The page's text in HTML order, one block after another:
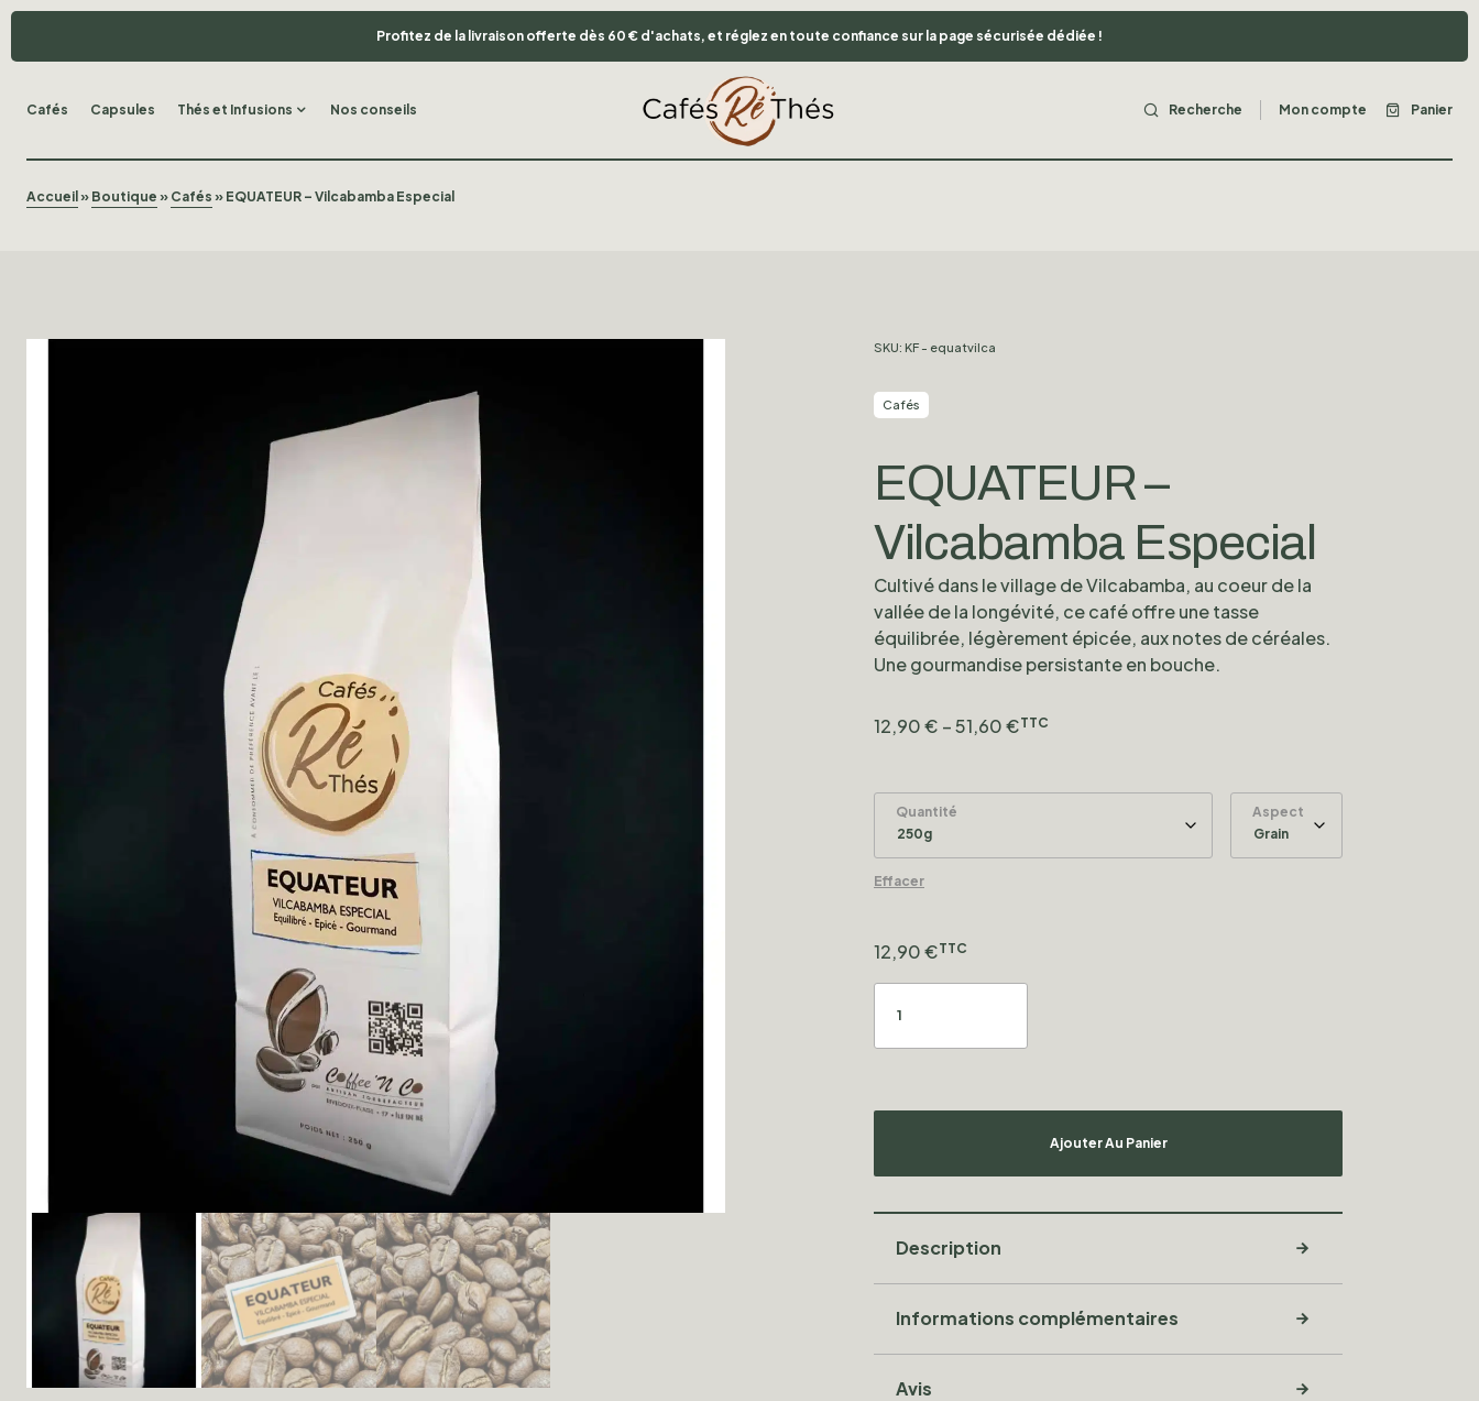
Profitez de la livraison offerte dès 60 € d'achats, et réglez en toute confiance sur la page sécurisée dédiée !
Cafés Capsules Thés et Infusions Nos conseils Recherche Mon compte Panier
Accueil » Boutique » Cafés » EQUATEUR – Vilcabamba Especial
SKU: KF - equatvilca
Cafés
EQUATEUR –
Vilcabamba Especial
Cultivé dans le village de Vilcabamba, au coeur de la
vallée de la longévité, ce café offre une tasse
équilibrée, légèrement épicée, aux notes de céréales.
Une gourmandise persistante en bouche.
12,90€ –51,60€TTC
Quantité
Effacer
Aspect
12,90€TTC
Ajouter Au Panier
Description
Informations complémentaires
Avis